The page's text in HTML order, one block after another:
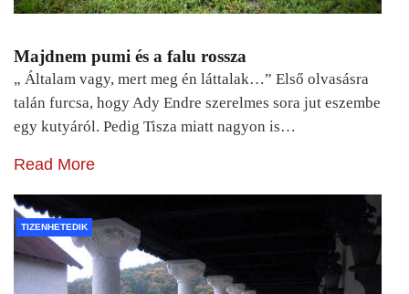
Majdnem pumi és a falu rossza
„ Általam vagy, mert meg én láttalak…” Első olvasásra
talán furcsa, hogy Ady Endre szerelmes sora jut eszembe
egy kutyáról. Pedig Tisza miatt nagyon is…
Read More
TIZENHETEDIK